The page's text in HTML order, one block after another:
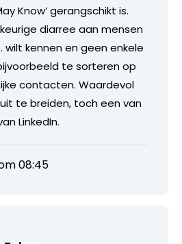
Know’ gerangschikt is.
diarree aan mensen
wilt kennen en geen enkele
te sorteren op
contacten. Waardevol
te breiden, toch een van
LinkedIn.
08:45